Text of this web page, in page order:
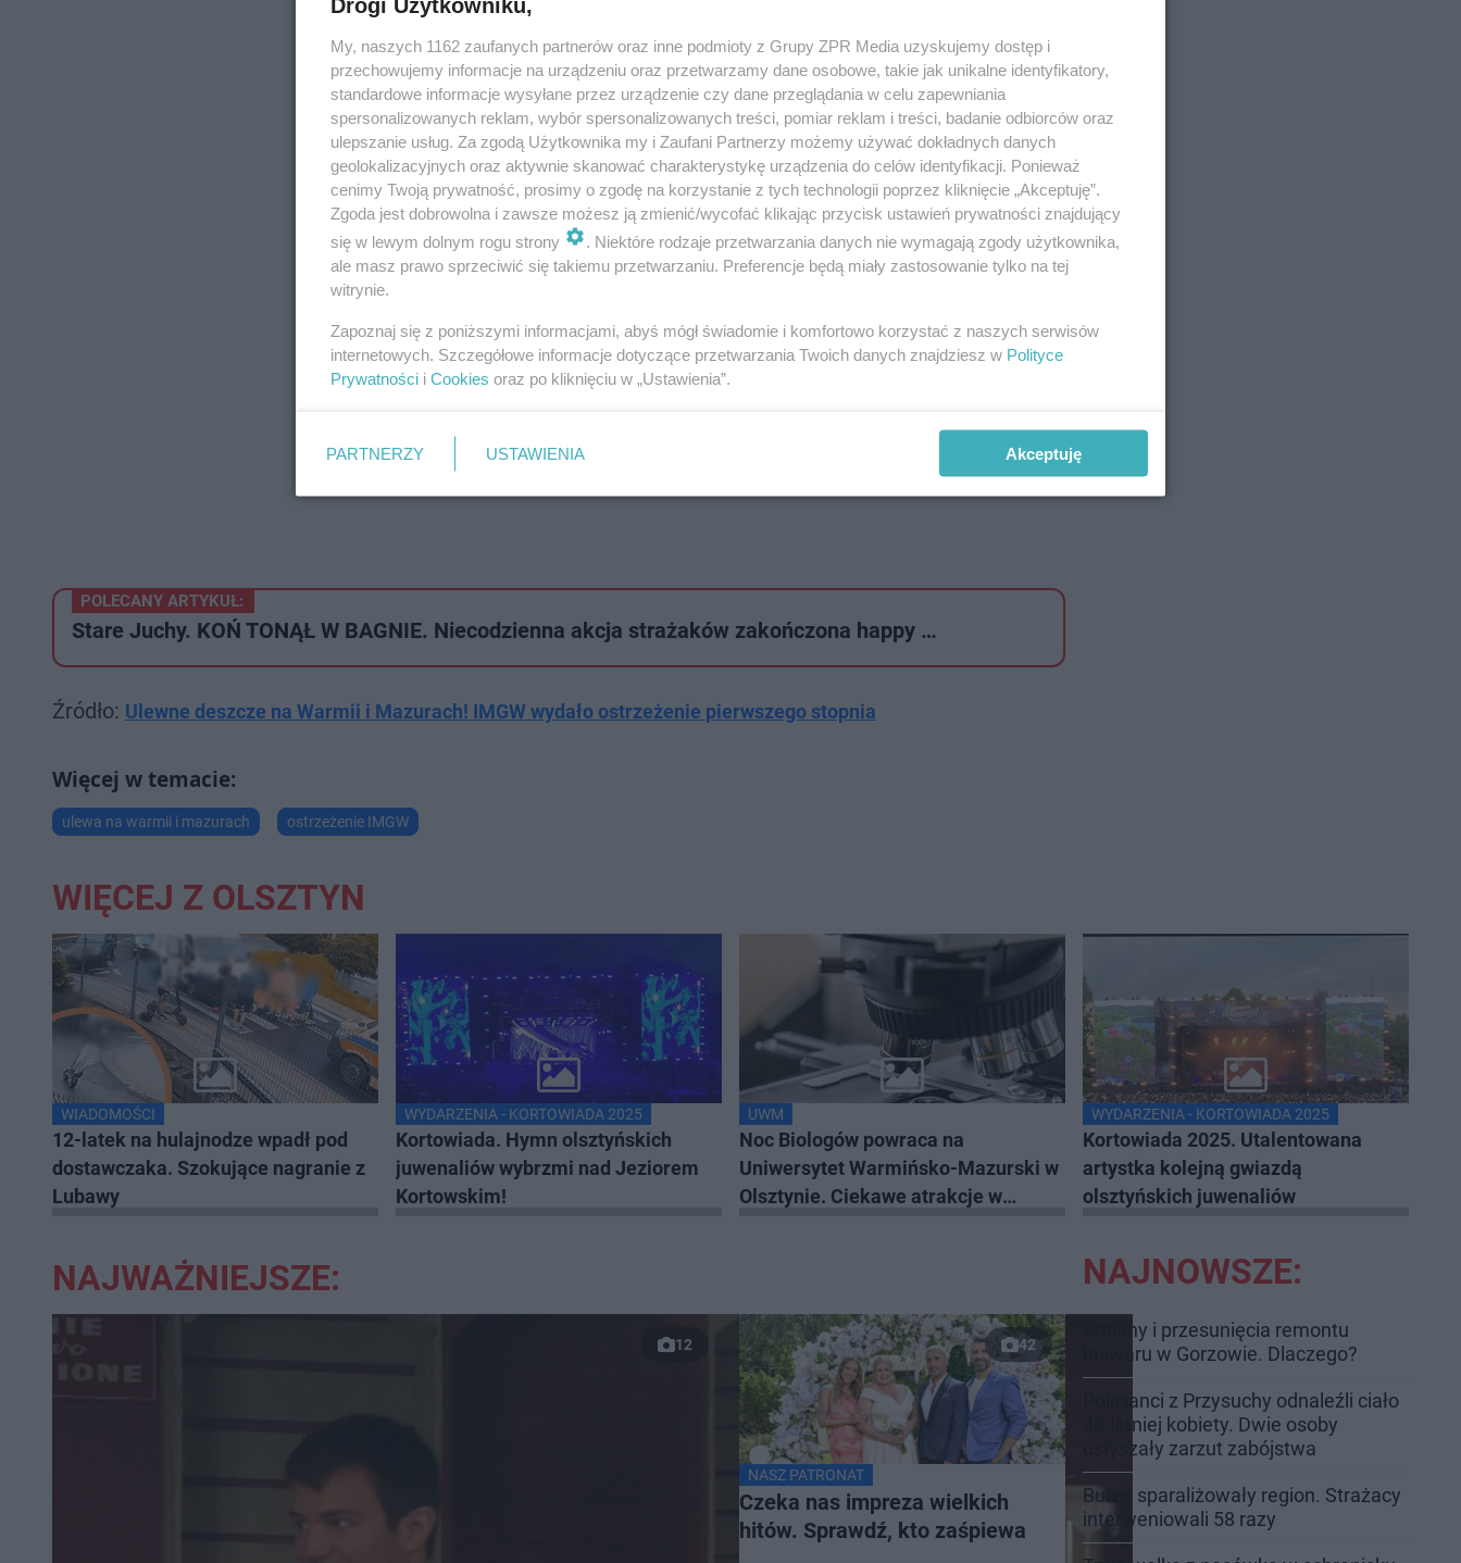
ESKA Olsztyn
POLECANY ARTYKUŁ:
Stare Juchy. KOŃ TONĄŁ W BAGNIE. Niecodzienna akcja strażaków zakończona happy …
Źródło: Ulewne deszcze na Warmii i Mazurach! IMGW wydało ostrzeżenie pierwszego stopnia
ulewa na warmii i mazurach ostrzeżenie IMGW
WIĘCEJ Z OLSZTYN
WIADOMOŚCI
12-latek na hulajnodze wpadł pod
dostawczaka. Szokujące nagranie z
Lubawy
WYDARZENIA - KORTOWIADA 2025
Kortowiada. Hymn olsztyńskich
juwenaliów wybrzmi nad Jeziorem
Kortowskim!
UWM
Noc Biologów powraca na
Uniwersytet Warmińsko-Mazurski w
Olsztynie. Ciekawe atrakcje w
WYDARZENIA - KORTOWIADA 2025
Kortowiada 2025. Utalentowana
artystka kolejną gwiazdą
olsztyńskich juwenaliów
NAJWAŻNIEJSZE:
12 42
NASZ PATRONAT
Czeka nas impreza wielkich
hitów. Sprawdź, kto zaśpiewa
NAJNOWSZE:
Zmiany i przesunięcia remontu
bulwaru w Gorzowie. Dlaczego?
Policjanci z Przysuchy odnaleźli ciało
40-letniej kobiety. Dwie osoby
usłyszały zarzut zabójstwa
Burze sparaliżowały region. Strażacy
interweniowali 58 razy
Drogi Użytkowniku,
My, naszych 1162 zaufanych partnerów oraz inne podmioty z Grupy ZPR Media uzyskujemy dostęp i
przechowujemy informacje na urządzeniu oraz przetwarzamy dane osobowe, takie jak unikalne identyfikatory,
standardowe informacje wysyłane przez urządzenie czy dane przeglądania w celu zapewniania
spersonalizowanych reklam, wybór spersonalizowanych treści, pomiar reklam i treści, badanie odbiorców oraz
ulepszanie usług. Za zgodą Użytkownika my i Zaufani Partnerzy możemy używać dokładnych danych
geolokalizacyjnych oraz aktywnie skanować charakterystykę urządzenia do celów identyfikacji. Ponieważ
cenimy Twoją prywatność, prosimy o zgodę na korzystanie z tych technologii poprzez kliknięcie „Akceptuję”.
Zgoda jest dobrowolna i zawsze możesz ją zmienić/wycofać klikając przycisk ustawień prywatności znajdujący
się w lewym dolnym rogu strony
. Niektóre rodzaje przetwarzania danych nie wymagają zgody użytkownika,
ale masz prawo sprzeciwić się takiemu przetwarzaniu. Preferencje będą miały zastosowanie tylko na tej
witrynie.
Zapoznaj się z poniższymi informacjami, abyś mógł świadomie i komfortowo korzystać z naszych serwisów
internetowych. Szczegółowe informacje dotyczące przetwarzania Twoich danych znajdziesz w Polityce
Prywatności i Cookies oraz po kliknięciu w „Ustawienia”.
PARTNERZY USTAWIENIA Akceptuję